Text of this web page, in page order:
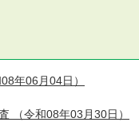
年06月04日）
（令和08年03月30日）